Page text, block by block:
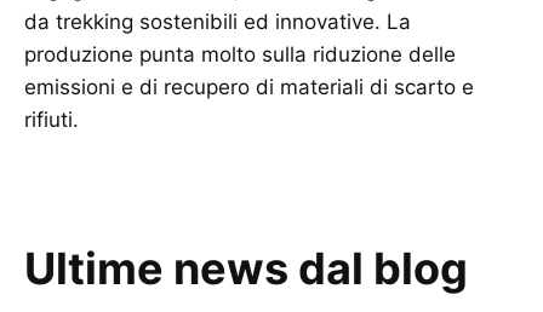
da trekking sostenibili ed innovative. La
produzione punta molto sulla riduzione delle
emissioni e di recupero di materiali di scarto e
rifiuti.
Ultime news dal blog